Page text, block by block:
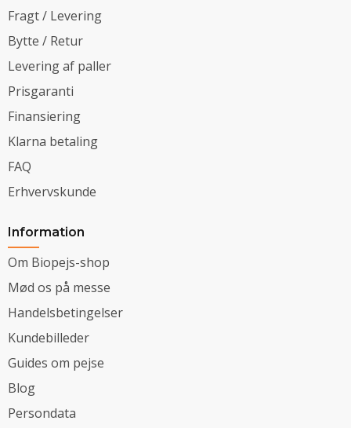
Fragt / Levering
Bytte / Retur
Levering af paller
Prisgaranti
Finansiering
Klarna betaling
FAQ
Erhvervskunde
Information
Om Biopejs-shop
Mød os på messe
Handelsbetingelser
Kundebilleder
Guides om pejse
Blog
Persondata